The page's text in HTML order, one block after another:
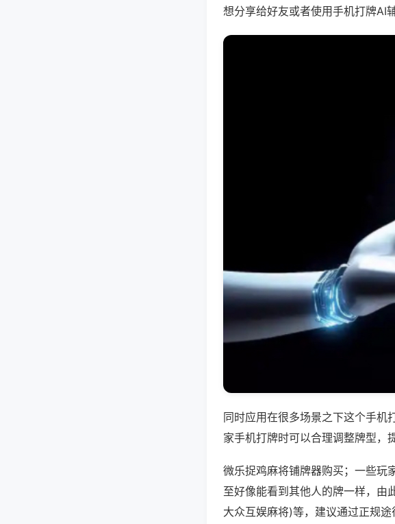
想分享给好友或者使用手机打牌AI
同时应用在很多场景之下这个手机
家手机打牌时可以合理调整牌型，
微乐捉鸡麻将铺牌器购买；一些玩
至好像能看到其他人的牌一样，由
大众互娱麻将)等，建议通过正规途